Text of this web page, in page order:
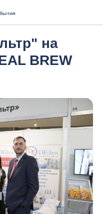
на
BREW